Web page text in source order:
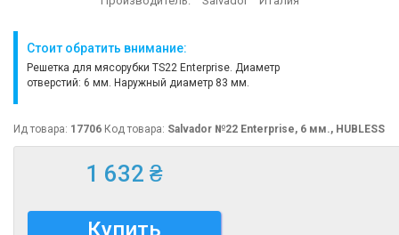
Стоит обратить внимание:
Решетка для мясорубки TS22 Enterprise. Диаметр
отверстий: 6 мм. Наружный диаметр 83 мм.
Ид товара: 17706 Код товара: Salvador №22 Enterprise, 6 мм., HUBLESS
1 632 ₴
Купить